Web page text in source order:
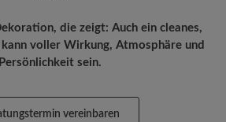
die zeigt: Auch ein cleanes,
voller Wirkung, Atmosphäre und
Persönlichkeit sein.
vereinbaren